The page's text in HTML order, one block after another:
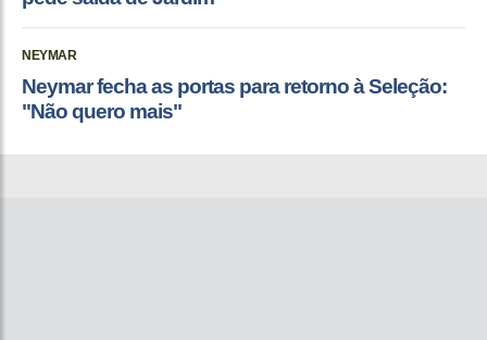
NEYMAR
Neymar fecha as portas para retorno à Seleção:
"Não quero mais"